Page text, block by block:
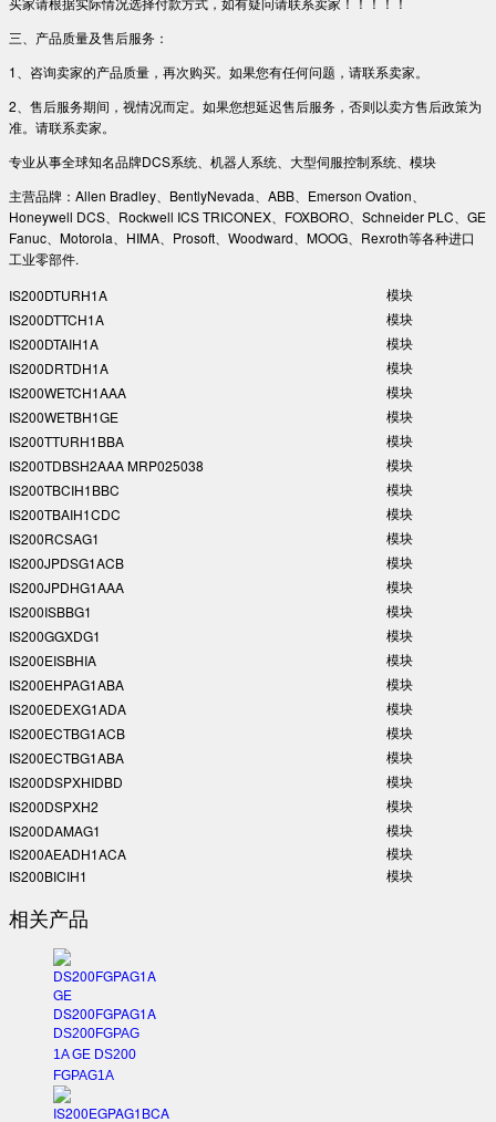
三、产品质量及售后服务：
1、咨询卖家的产品质量，再次购买。如果您有任何问题，请联系卖家。
2、售后服务期间，视情况而定。如果您想延迟售后服务，否则以卖方售后政策为
准。请联系卖家。
专业从事全球知名品牌DCS系统、机器人系统、大型伺服控制系统、模块
主营品牌：Allen Bradley、BentlyNevada、ABB、Emerson Ovation、
Honeywell DCS、Rockwell ICS TRICONEX、FOXBORO、Schneider PLC、GE
Fanuc、Motorola、HIMA、Prosoft、Woodward、MOOG、Rexroth等各种进口
工业零部件.
IS200DTURH1A
模块
IS200DTTCH1A
模块
IS200DTAIH1A
模块
IS200DRTDH1A
模块
IS200WETCH1AAA
模块
IS200WETBH1GE
模块
IS200TTURH1BBA
模块
IS200TDBSH2AAA MRP025038
模块
IS200TBCIH1BBC
模块
IS200TBAIH1CDC
模块
IS200RCSAG1
模块
IS200JPDSG1ACB
模块
IS200JPDHG1AAA
模块
IS200ISBBG1
模块
IS200GGXDG1
模块
IS200EISBHIA
模块
IS200EHPAG1ABA
模块
IS200EDEXG1ADA
模块
IS200ECTBG1ACB
模块
IS200ECTBG1ABA
模块
IS200DSPXHIDBD
模块
IS200DSPXH2
模块
IS200DAMAG1
模块
IS200AEADH1ACA
模块
IS200BICIH1
模块
相关产品
DS200FGPAG
1A GE DS200
FGPAG1A